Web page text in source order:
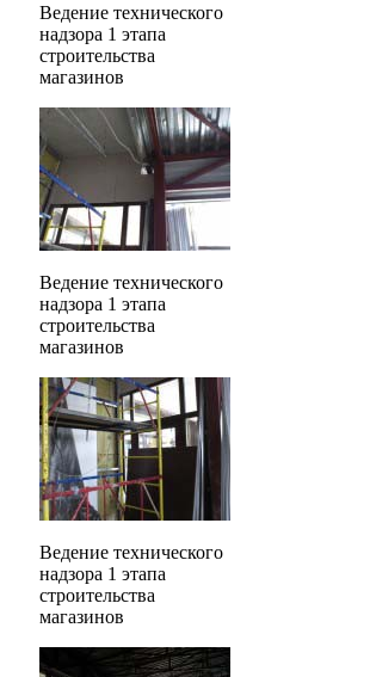
Ведение технического
надзора 1 этапа
строительства
магазинов
Ведение технического
надзора 1 этапа
строительства
магазинов
Ведение технического
надзора 1 этапа
строительства
магазинов